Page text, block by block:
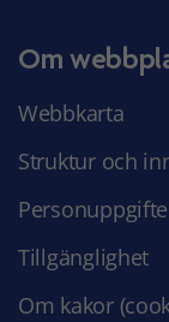
Om
Webbkarta
Struktur och
Tillgänglighet
Om kakor